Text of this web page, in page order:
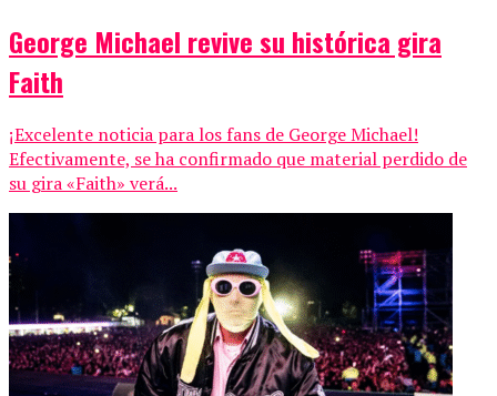
George Michael revive su histórica gira
Faith
¡Excelente noticia para los fans de George Michael!
Efectivamente, se ha confirmado que material perdido de
su gira «Faith» verá...